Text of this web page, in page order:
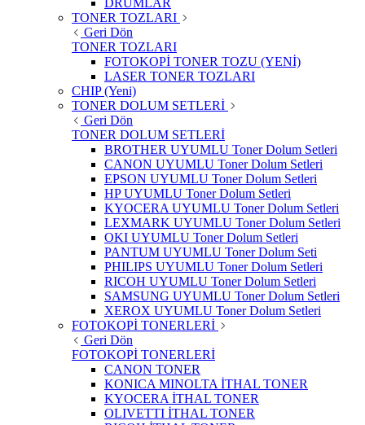
DRUMLAR
TONER TOZLARI
Geri Dön
TONER TOZLARI
FOTOKOPİ TONER TOZU (YENİ)
LASER TONER TOZLARI
CHIP (Yeni)
TONER DOLUM SETLERİ
Geri Dön
TONER DOLUM SETLERİ
BROTHER UYUMLU Toner Dolum Setleri
CANON UYUMLU Toner Dolum Setleri
EPSON UYUMLU Toner Dolum Setleri
HP UYUMLU Toner Dolum Setleri
KYOCERA UYUMLU Toner Dolum Setleri
LEXMARK UYUMLU Toner Dolum Setleri
OKI UYUMLU Toner Dolum Setleri
PANTUM UYUMLU Toner Dolum Seti
PHILIPS UYUMLU Toner Dolum Setleri
RICOH UYUMLU Toner Dolum Setleri
SAMSUNG UYUMLU Toner Dolum Setleri
XEROX UYUMLU Toner Dolum Setleri
FOTOKOPİ TONERLERİ
Geri Dön
FOTOKOPİ TONERLERİ
CANON TONER
KONICA MINOLTA İTHAL TONER
KYOCERA İTHAL TONER
OLIVETTI İTHAL TONER